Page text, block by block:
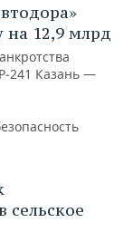
на 12,9 млрд
Казань —
сельское